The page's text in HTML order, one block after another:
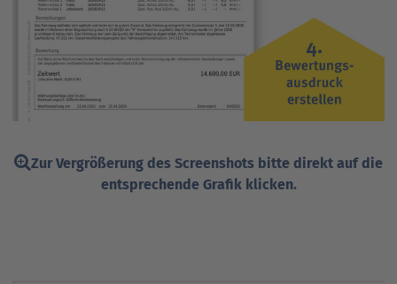
Zur Vergrößerung des Screenshots bitte direkt auf die
entsprechende Grafik klicken.